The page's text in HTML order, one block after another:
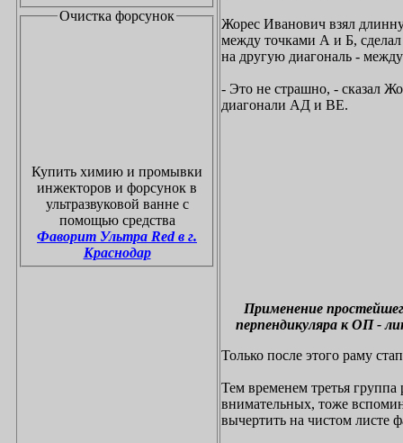
Очистка форсунок
Купить химию и промывки
инжекторов и форсунок в
ультразвуковой ванне с
помощью средства
Фаворит Ультра Red в г.
Краснодар
Жорес Иванович взял
между точками А и Б,
на другую диагональ -
- Это не страшно, - сказал
диагонали АД и BE.
Применение
перпендикуляра к ОП -
Только после этого раму
Тем временем третья
внимательных, тоже
вычертить на чистом листе